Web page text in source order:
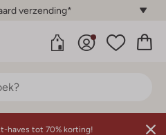
verzending*
haves tot 70% korting!